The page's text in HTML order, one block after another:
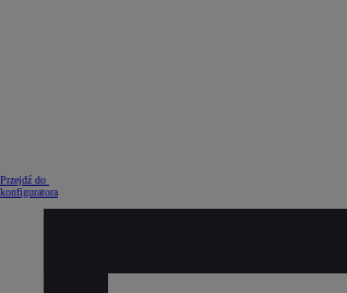
Przejdź do
konfiguratora